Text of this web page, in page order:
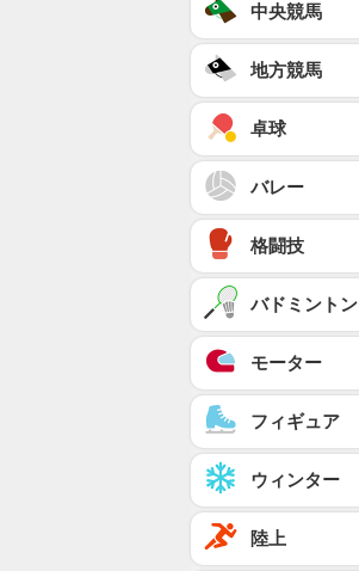
中央競馬
地方競馬
卓球
バレー
格闘技
バドミントン
モーター
フィギュア
ウィンター
陸上